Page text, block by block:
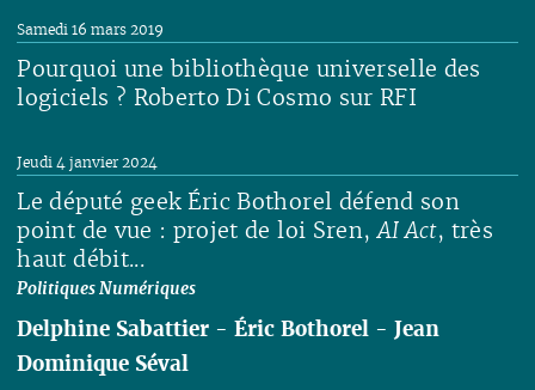
Pourquoi une bibliothèque universelle des
logiciels ? Roberto Di Cosmo sur RFI
Samedi 16 mars 2019
Le député geek Éric Bothorel défend son
point de vue : projet de loi Sren,AI Act, très
haut débit...
Politiques Numériques
Jeudi 4 janvier 2024
Delphine Sabattier -Éric Bothorel -Jean
Dominique Séval